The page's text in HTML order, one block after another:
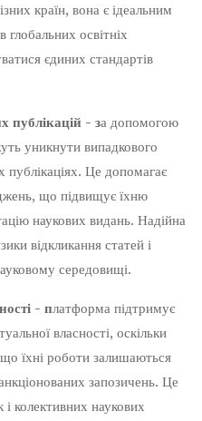
країн, вона є ідеальним
освітніх
єдиних стандартів
публікацій - за допомогою
уникнути випадкового
публікаціях. Це допомагає
що підвищує їхню
наукових видань. Надійна
відкликання статей і
середовищі.
- платформа підтримує
власності, оскільки
їхні роботи залишаються
запозичень. Це
колективних наукових